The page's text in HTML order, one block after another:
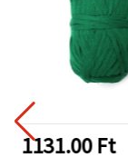
1131.00 Ft